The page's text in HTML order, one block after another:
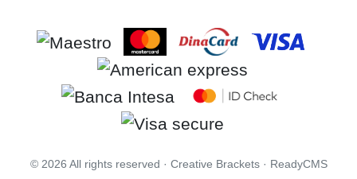
© 2026 All rights reserved · Creative Brackets· ReadyCMS